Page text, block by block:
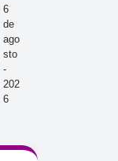
6
de
ago
sto
-
202
6